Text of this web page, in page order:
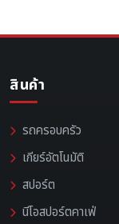
สินค้า
รถครอบครัว
เกียร์อัตโนมัติ
สปอร์ต
นีโอสปอร์ตคาเฟ่